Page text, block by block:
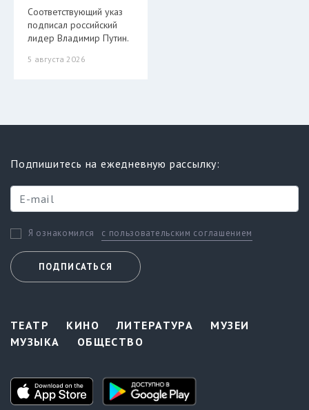
Соответствующий указ
подписал российский
лидер Владимир Путин.
5 августа 2026
Подпишитесь на ежедневную рассылку:
Я ознакомился с пользовательским соглашением
ПОДПИСАТЬСЯ
ТЕАТР КИНО ЛИТЕРАТУРА
МУЗЕИ
МУЗЫКА
ОБЩЕСТВО